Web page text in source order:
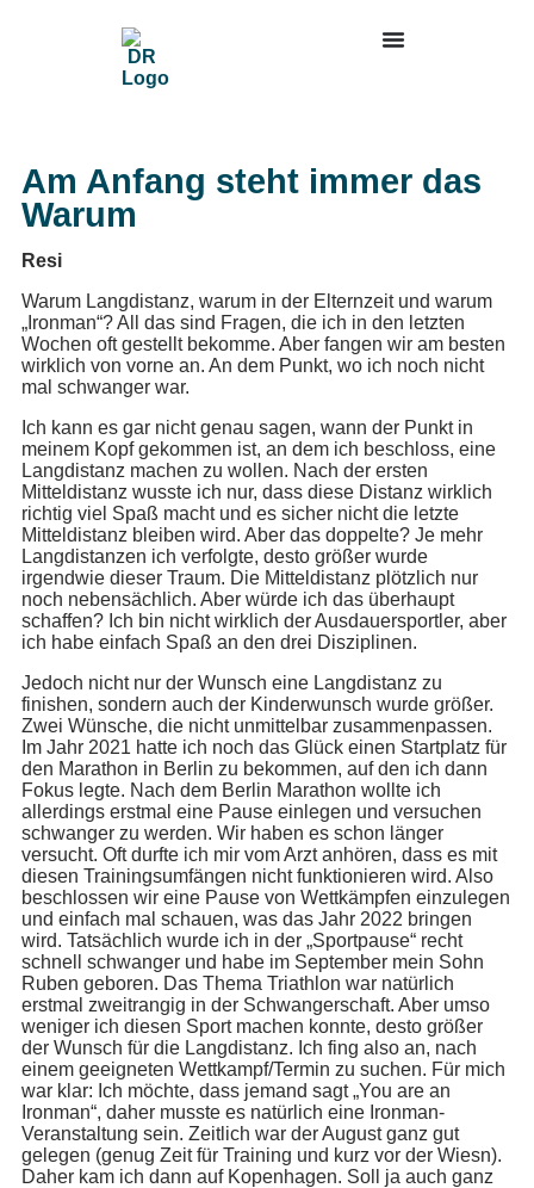
Am Anfang steht immer das
Warum
Resi
Warum Langdistanz, warum in der Elternzeit und warum
„Ironman“? All das sind Fragen, die ich in den letzten
Wochen oft gestellt bekomme. Aber fangen wir am besten
wirklich von vorne an. An dem Punkt, wo ich noch nicht
mal schwanger war.
Ich kann es gar nicht genau sagen, wann der Punkt in
meinem Kopf gekommen ist, an dem ich beschloss, eine
Langdistanz machen zu wollen. Nach der ersten
Mitteldistanz wusste ich nur, dass diese Distanz wirklich
richtig viel Spaß macht und es sicher nicht die letzte
Mitteldistanz bleiben wird. Aber das doppelte? Je mehr
Langdistanzen ich verfolgte, desto größer wurde
irgendwie dieser Traum. Die Mitteldistanz plötzlich nur
noch nebensächlich. Aber würde ich das überhaupt
schaffen? Ich bin nicht wirklich der Ausdauersportler, aber
ich habe einfach Spaß an den drei Disziplinen.
Jedoch nicht nur der Wunsch eine Langdistanz zu
finishen, sondern auch der Kinderwunsch wurde größer.
Zwei Wünsche, die nicht unmittelbar zusammenpassen.
Im Jahr 2021 hatte ich noch das Glück einen Startplatz für
den Marathon in Berlin zu bekommen, auf den ich dann
Fokus legte. Nach dem Berlin Marathon wollte ich
allerdings erstmal eine Pause einlegen und versuchen
schwanger zu werden. Wir haben es schon länger
versucht. Oft durfte ich mir vom Arzt anhören, dass es mit
diesen Trainingsumfängen nicht funktionieren wird. Also
beschlossen wir eine Pause von Wettkämpfen einzulegen
und einfach mal schauen, was das Jahr 2022 bringen
wird. Tatsächlich wurde ich in der „Sportpause“ recht
schnell schwanger und habe im September mein Sohn
Ruben geboren. Das Thema Triathlon war natürlich
erstmal zweitrangig in der Schwangerschaft. Aber umso
weniger ich diesen Sport machen konnte, desto größer
der Wunsch für die Langdistanz. Ich fing also an, nach
einem geeigneten Wettkampf/Termin zu suchen. Für mich
war klar: Ich möchte, dass jemand sagt „You are an
Ironman“, daher musste es natürlich eine Ironman-
Veranstaltung sein. Zeitlich war der August ganz gut
gelegen (genug Zeit für Training und kurz vor der Wiesn).
Daher kam ich dann auf Kopenhagen. Soll ja auch ganz